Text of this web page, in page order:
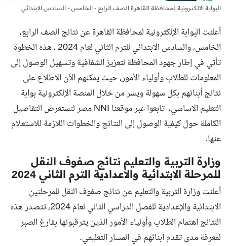
البوابة الالكترونية لمحافظة القاهرة الصف الرابع - الخامس - السادس الابتدائي
أعلنت البوابة الإلكترونية لمحافظة القاهرة عن نتائج الصف الرابع،
الخامس، والسادس الابتدائي للترم الثاني لعام 2024 ، هذه الخطوة
تأتي في إطار جهود المحافظة لتعزيز الشفافية وتسهيل الوصول إلى
المعلومات للطلاب وأولياء الأمور، حيث يمكنهم الآن الاطلاع على
نتائج أبنائهم بكل سهولة ويسر من خلال المنصة الإلكترونية بوابة
التعليم الاساسي، تابعوا عبر موقعنا NNI مصر لنستعرض التفاصيل
الكاملة حول كيفية الوصول إلى النتائج والخطوات اللازمة للاستعلام
عنها.
وزارة التربية والتعليم نتائج صفوف النقل
للمرحلة الابتدائية والاعدادية الترم الثاني 2024
أعلنت وزارة التربية والتعليم عن نتائج صفوف النقل للمرحلتين
الابتدائية والإعدادية للفصل الدراسي الثاني لعام 2024، تتصدر هذه
النتائج اهتمام الطلاب وأولياء الأمور الذين يترقبونها بفارغ الصبر
لمعرفة مدى تقدم أبنائهم في المسار التعليمي.